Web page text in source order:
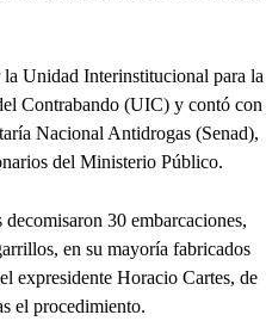
Unidad Interinstitucional para la
Contrabando (UIC) y contó con
Nacional Antidrogas (Senad),
del Ministerio Público.
30 embarcaciones,
en su mayoría fabricados
expresidente Horacio Cartes, de
el procedimiento.